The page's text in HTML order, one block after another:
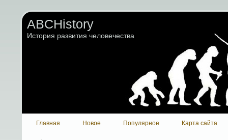
ABCHistory
История развития человечества
Главная Новое Популярное Карта сайта